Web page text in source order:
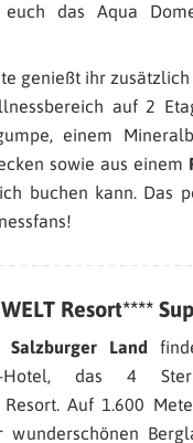
das Aqua
genießt ihr zusätzlich
auf 2
einem
sowie aus einem
buchen kann. Das
Resort****
Salzburger Land
Hotel, das 4
Resort. Auf 1.600
wunderschönen